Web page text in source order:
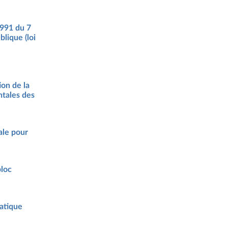
du 7
(loi
de la
des
pour